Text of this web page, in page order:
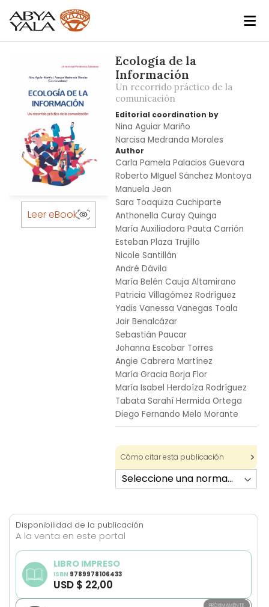
images
gallery
Skip
the
Leer eBook
Ecología de la
Información
Un recorrido práctico de la
comunicación
Editorial coordination by
Nina Aguiar Mariño
Narcisa Medranda Morales
Author
Carla Pamela Palacios Guevara
Roberto MIguel Sánchez Montoya
Manuela Jean
Sara Toaquiza Cuchiparte
Anthonella Curay Quinga
María Auxiliadora Pauta Carrión
Esteban Plaza Trujillo
Nicole Santillán
André Dávila
María Belén Cauja Altamirano
Patricia Villagómez Rodríguez
Yadis Vanessa Vanegas Toala
Jair Benalcázar
Sebastián Paucar
Johanna Escobar Torres
Angie Cabrera Martínez
María Gracia Borja Flor
María Isabel Herdoíza Rodríguez
Tabata Sarahí Hermida Ortega
Diego Fernando Melo Morante
Cómo citar esta publicación
Disponibilidad de la publicación
A la venta en este portal
LIBRO IMPRESO
ISBN 9789978106433
USD $ 22,00